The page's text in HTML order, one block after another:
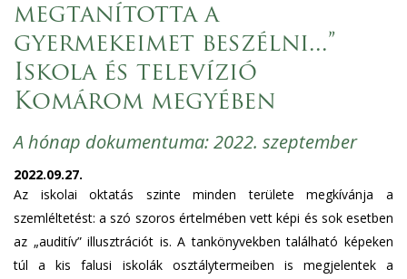
megtanította a
gyermekeimet beszélni...”
Iskola és televízió
Komárom megyében
A hónap dokumentuma: 2022. szeptember
2022.09.27.
Az iskolai oktatás szinte minden területe megkívánja a
szemléltetést: a szó szoros értelmében vett képi és sok esetben
az „auditív” illusztrációt is. A tankönyvekben található képeken
túl a kis falusi iskolák osztálytermeiben is megjelentek a